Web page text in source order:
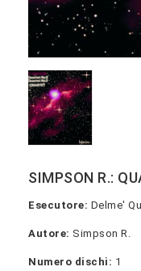
SIMPSON R.:
Esecutore: Delme'
Autore: Simpson R.
Numero dischi: 1